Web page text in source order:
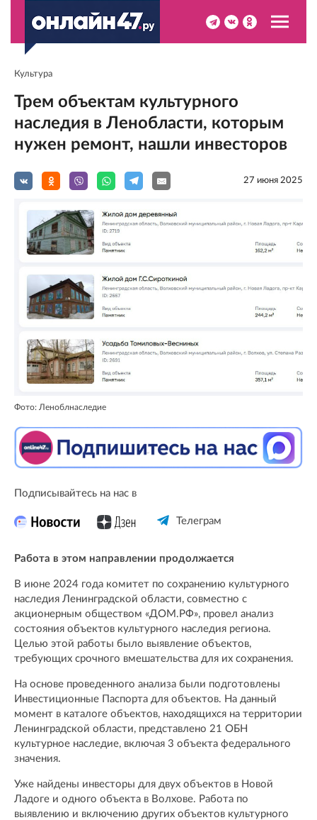
Культура
Трем объектам культурного
наследия в Ленобласти, которым
нужен ремонт, нашли инвесторов
27 июня 2025
Фото: Леноблнаследие
Подписывайтесь на нас в
Телеграм
Работа в этом направлении продолжается
В июне 2024 года комитет по сохранению культурного
наследия Ленинградской области, совместно с
акционерным обществом «ДОМ.РФ», провел анализ
состояния объектов культурного наследия региона.
Целью этой работы было выявление объектов,
требующих срочного вмешательства для их сохранения.
На основе проведенного анализа были подготовлены
Инвестиционные Паспорта для объектов. На данный
момент в каталоге объектов, находящихся на территории
Ленинградской области, представлено 21 ОБН
культурное наследие, включая 3 объекта федерального
значения.
Уже найдены инвесторы для двух объектов в Новой
Ладоге и одного объекта в Волхове. Работа по
выявлению и включению других объектов культурного